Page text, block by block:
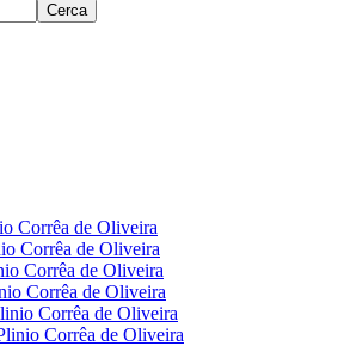
Cerca
Corrêa de Oliveira
Corrêa de Oliveira
Corrêa de Oliveira
Corrêa de Oliveira
Corrêa de Oliveira
Corrêa de Oliveira